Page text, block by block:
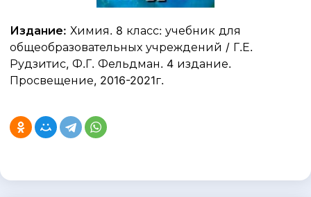
Издание: Химия. 8 класс: учебник для
общеобразовательных учреждений / Г.Е.
Рудзитис, Ф.Г. Фельдман. 4 издание.
Просвещение, 2016-2021г.